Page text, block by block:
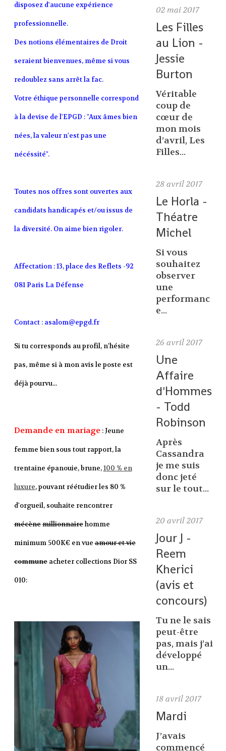
disposez d'aucune expérience
professionnelle.
Des notions élémentaires de Droit
seraient bienvenues, même si vous
redoublez sans arrêt la fac.
Votre éthique personnelle correspond
à la devise de l'EPGD : "Aux âmes bien
nées, la valeur n'est pas une
nécéssité".
Toutes nos offres sont ouvertes aux
candidats handicapés et/ou issus de
la diversité. On aime bien rigoler.
Affectation : 13, place des Reflets -92
081 Paris La Défense
Contact : asalom@epgd.fr
Si tu corresponds au profil, n'hésite
pas, même si à mon avis le poste est
déjà pourvu...
Demande en mariage: Jeune
femme bien sous tout rapport, la
trentaine épanouie, brune,100 % en
luxure, pouvant réétudier les 80 %
d'orgueil, souhaite rencontrer
mécènemillionnairehomme
minimum 500K€ en vueamour et vie
communeacheter collections Dior SS
010:
02 mai 2017
Les Filles
au Lion -
Jessie
Burton
Véritable
coup de
cœur de
mon mois
d’avril, Les
Filles...
28 avril 2017
Le Horla -
Théatre
Michel
Si vous
souhaitez
observer
une
performanc
e...
26 avril 2017
Une
Affaire
d'Hommes
- Todd
Robinson
Après
Cassandra
je me suis
donc jeté
sur le tout...
20 avril 2017
Jour J -
Reem
Kherici
(avis et
concours)
Tu ne le sais
peut-être
pas, mais j’ai
développé
un...
18 avril 2017
Mardi
J’avais
commencé